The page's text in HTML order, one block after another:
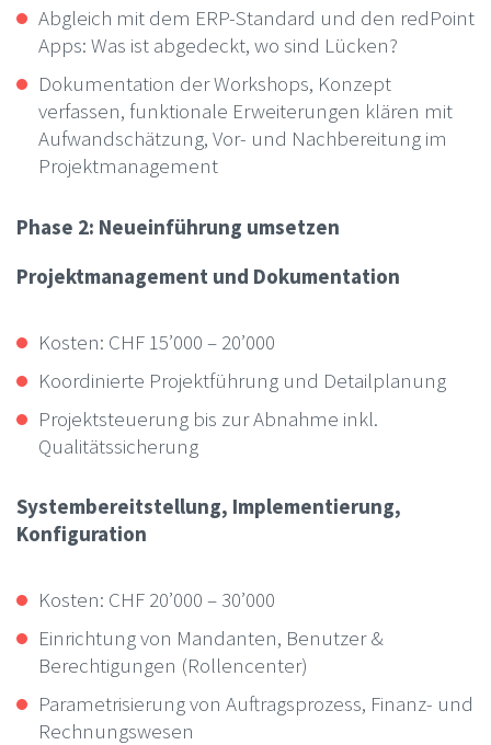
Abgleich mit dem ERP-Standard und den redPoint
Apps: Was ist abgedeckt, wo sind Lücken?
Dokumentation der Workshops, Konzept
verfassen, funktionale Erweiterungen klären mit
Aufwandschätzung, Vor- und Nachbereitung im
Projektmanagement
Phase 2: Neueinführung umsetzen
Projektmanagement und Dokumentation
Kosten: CHF 15’000 – 20’000
Koordinierte Projektführung und Detailplanung
Projektsteuerung bis zur Abnahme inkl.
Qualitätssicherung
Systembereitstellung, Implementierung,
Konfiguration
Kosten: CHF 20’000 – 30’000
Einrichtung von Mandanten, Benutzer &
Berechtigungen (Rollencenter)
Parametrisierung von Auftragsprozess, Finanz- und
Rechnungswesen